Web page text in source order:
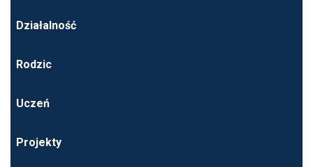
Działalność
Rodzic
Uczeń
Projekty